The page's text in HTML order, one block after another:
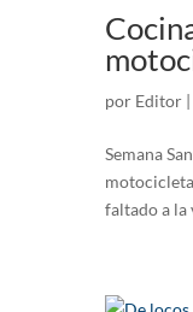
por Editor|
Semana
faltado a la